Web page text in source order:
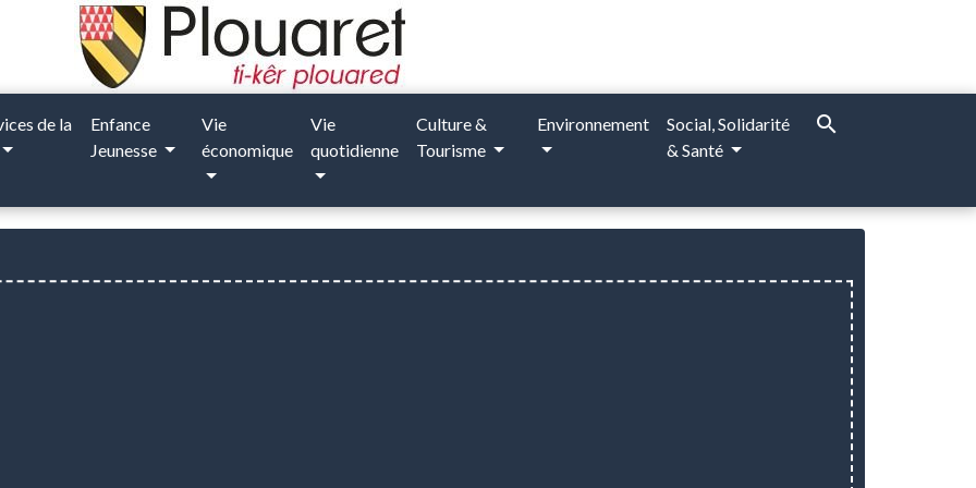
de la
Enfance
Jeunesse
Vie
économique
Vie
quotidienne
Culture &
Tourisme
Environnement
Social, Solidarité
& Santé
search